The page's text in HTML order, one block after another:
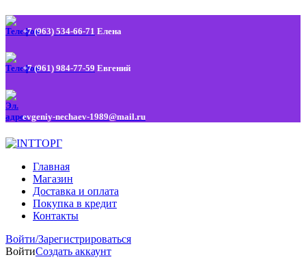
+7 (963) 534-66-71 Елена
+7 (961) 984-77-59 Евгений
evgeniy-nechaev-1989@mail.ru
Главная
Магазин
Доставка и оплата
Покупка в кредит
Контакты
Войти/Зарегистрироваться
ВойтиСоздать аккаунт